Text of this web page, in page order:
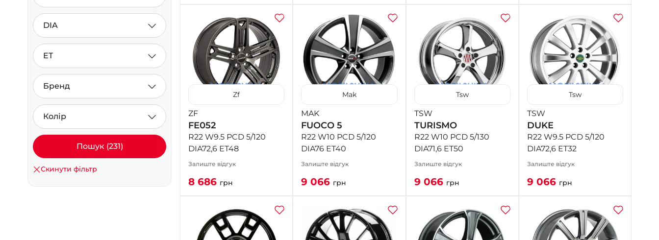
DIA
ET
Бренд
Колір
Пошук (231)
Скинути фільтр
Zf
ZF
FE052
R22 W9.5 PCD 5/120
DIA72,6 ET48
Залиште відгук
8 686 грн
Mak
MAK
FUOCO 5
R22 W10 PCD 5/120
DIA76 ET40
Залиште відгук
9 066 грн
Tsw
TSW
TURISMO
R22 W10 PCD 5/130
DIA71,6 ET50
Залиште відгук
9 066 грн
Tsw
TSW
DUKE
R22 W9.5 PCD 5/120
DIA72,6 ET32
Залиште відгук
9 066 грн